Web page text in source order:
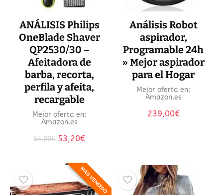
ANÁLISIS Philips
OneBlade Shaver
QP2530/30 –
Afeitadora de
barba, recorta,
perfila y afeita,
recargable
Mejor oferta en:
Amazon.es
54,99€ El
era:
54,99€.
53,20€El
es:
53,20€.
Análisis Robot
aspirador,
Programable 24h
» Mejor aspirador
para el Hogar
Mejor oferta en:
Amazon.es
239,00€
MÁS VENDIDO